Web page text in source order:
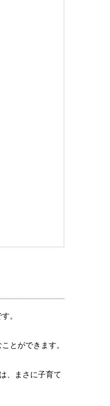
。
とができます。
、まさに子育て